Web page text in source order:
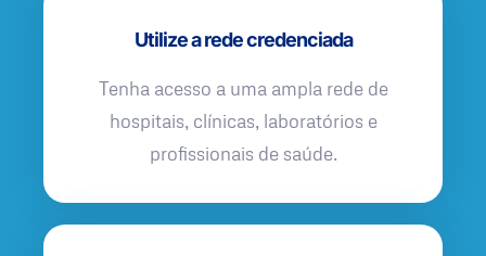
Utilize a rede credenciada
Tenha acesso a uma ampla rede de
hospitais, clínicas, laboratórios e
profissionais de saúde.